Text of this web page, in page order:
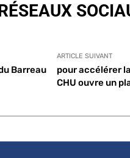
Barreau
ARTICLE SUIVANT
pour accélérer
CHU ouvre un